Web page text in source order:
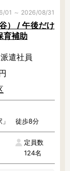
01 ～ 2026/08/31
） / 午後だけ
育補助
派遣社員
」 徒歩8分
定員数
124名
活躍中
OK
して働